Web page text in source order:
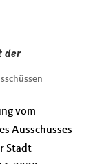
der
vom
Ausschusses
Stadt